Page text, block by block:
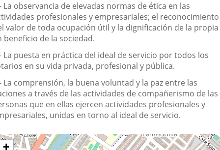
La observancia de elevadas normas de ética en las
profesionales y empresariales; el reconocimiento
valor de toda ocupación útil y la dignificación de la propia
beneficio de la sociedad.
La puesta en práctica del ideal de servicio por todos los
en su vida privada, profesional y pública.
La comprensión, la buena voluntad y la paz entre las
a través de las actividades de compañerismo de las
que en ellas ejercen actividades profesionales y
unidas en torno al ideal de servicio.
+